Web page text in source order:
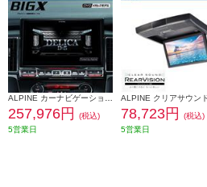
257,976円
(税込)
5営業日
78,723円
(税込)
5営業日